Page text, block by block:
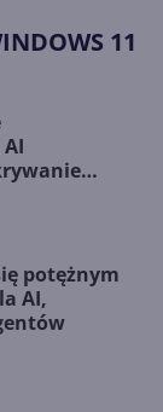
11
potężnym
AI,